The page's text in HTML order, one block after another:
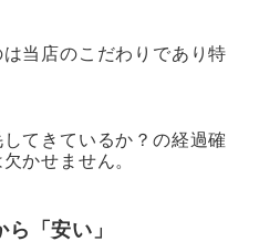
当店のこだわりであり特
てきているか？の経過確
かせません。
「安い」